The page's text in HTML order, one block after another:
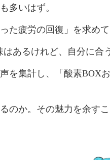
多いはず。
疲労の回復」を求めて
あるけれど、自分に合
を集計し、「酸素BOX
のか。その魅力を余すこ